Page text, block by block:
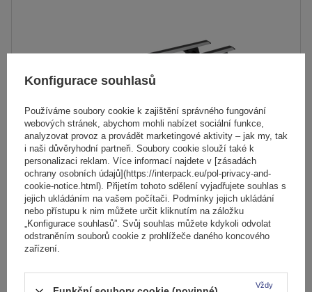
Střešní nosič Inter Pack Virgo RR 135 (G2) s otevřenými
lyžinami
2 239,00 Kč
Produkt dostupný ve velkém množství
Konfigurace souhlasů
Používáme soubory cookie k zajištění správného fungování
webových stránek, abychom mohli nabízet sociální funkce,
analyzovat provoz a provádět marketingové aktivity – jak my, tak
i naši důvěryhodní partneři. Soubory cookie slouží také k
personalizaci reklam. Více informací najdete v [zásadách
ochrany osobních údajů](https://interpack.eu/pol-privacy-and-
cookie-notice.html). Přijetím tohoto sdělení vyjadřujete souhlas s
jejich ukládáním na vašem počítači. Podmínky jejich ukládání
nebo přístupu k nim můžete určit kliknutím na záložku
„Konfigurace souhlasů”. Svůj souhlas můžete kdykoli odvolat
odstraněním souborů cookie z prohlížeče daného koncového
zařízení.
Vždy